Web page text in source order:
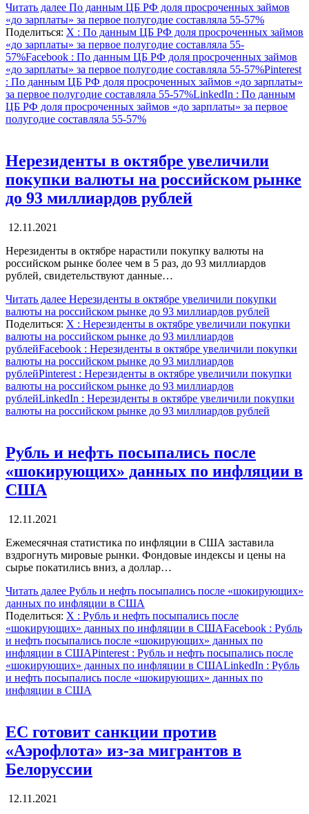
Читать далее По данным ЦБ РФ доля просроченных займов
«до зарплаты» за первое полугодие составляла 55-57%
Поделиться: X : По данным ЦБ РФ доля просроченных займов
«до зарплаты» за первое полугодие составляла 55-
57%Facebook : По данным ЦБ РФ доля просроченных займов
«до зарплаты» за первое полугодие составляла 55-57%Pinterest
: По данным ЦБ РФ доля просроченных займов «до зарплаты»
за первое полугодие составляла 55-57%LinkedIn : По данным
ЦБ РФ доля просроченных займов «до зарплаты» за первое
полугодие составляла 55-57%
Нерезиденты в октябре увеличили
покупки валюты на российском рынке
до 93 миллиардов рублей
12.11.2021
Нерезиденты в октябре нарастили покупку валюты на
российском рынке более чем в 5 раз, до 93 миллиардов
рублей, свидетельствуют данные…
Читать далее Нерезиденты в октябре увеличили покупки
валюты на российском рынке до 93 миллиардов рублей
Поделиться: X : Нерезиденты в октябре увеличили покупки
валюты на российском рынке до 93 миллиардов
рублейFacebook : Нерезиденты в октябре увеличили покупки
валюты на российском рынке до 93 миллиардов
рублейPinterest : Нерезиденты в октябре увеличили покупки
валюты на российском рынке до 93 миллиардов
рублейLinkedIn : Нерезиденты в октябре увеличили покупки
валюты на российском рынке до 93 миллиардов рублей
Рубль и нефть посыпались после
«шокирующих» данных по инфляции в
США
12.11.2021
Ежемесячная статистика по инфляции в США заставила
вздрогнуть мировые рынки. Фондовые индексы и цены на
сырье покатились вниз, а доллар…
Читать далее Рубль и нефть посыпались после «шокирующих»
данных по инфляции в США
Поделиться: X : Рубль и нефть посыпались после
«шокирующих» данных по инфляции в СШАFacebook : Рубль
и нефть посыпались после «шокирующих» данных по
инфляции в СШАPinterest : Рубль и нефть посыпались после
«шокирующих» данных по инфляции в СШАLinkedIn : Рубль
и нефть посыпались после «шокирующих» данных по
инфляции в США
ЕС готовит санкции против
«Аэрофлота» из-за мигрантов в
Белоруссии
12.11.2021